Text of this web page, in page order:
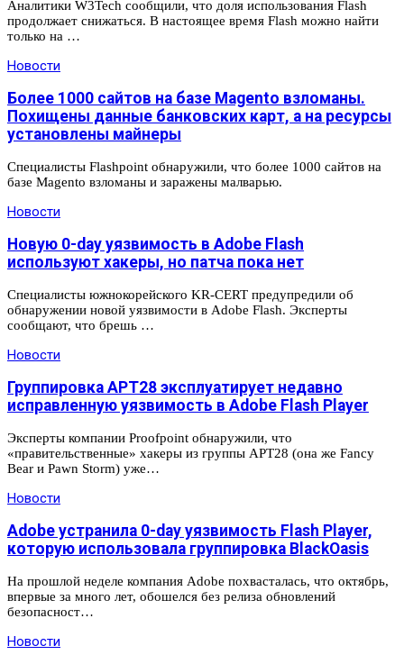
Аналитики W3Tech сообщили, что доля использования Flash
продолжает снижаться. В настоящее время Flash можно найти
только на …
Новости
Более 1000 сайтов на базе Magento взломаны.
Похищены данные банковских карт, а на ресурсы
установлены майнеры
Специалисты Flashpoint обнаружили, что более 1000 сайтов на
базе Magento взломаны и заражены малварью.
Новости
Новую 0-day уязвимость в Adobe Flash
используют хакеры, но патча пока нет
Специалисты южнокорейского KR-CERT предупредили об
обнаружении новой уязвимости в Adobe Flash. Эксперты
сообщают, что брешь …
Новости
Группировка APT28 эксплуатирует недавно
исправленную уязвимость в Adobe Flash Player
Эксперты компании Proofpoint обнаружили, что
«правительственные» хакеры из группы APT28 (она же Fancy
Bear и Pawn Storm) уже…
Новости
Adobe устранила 0-day уязвимость Flash Player,
которую использовала группировка BlackOasis
На прошлой неделе компания Adobe похвасталась, что октябрь,
впервые за много лет, обошелся без релиза обновлений
безопасност…
Новости